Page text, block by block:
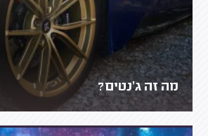
מה זה ג'נטים?